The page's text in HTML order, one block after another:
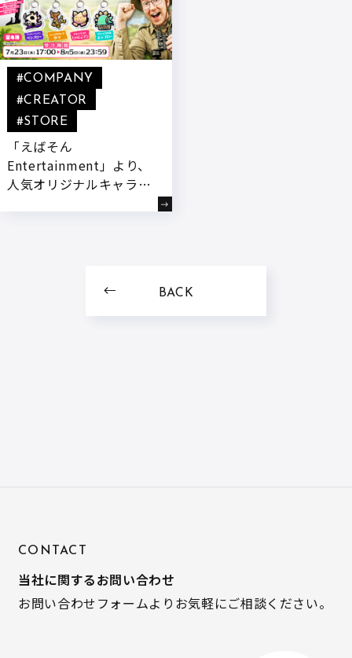
「えばそん
Entertainment」より、
人気オリジナルキャラク
#COMPANY
#CREATOR
#STORE
BACK
CONTACT
当社に関するお問い合わせ
お問い合わせフォームよりお気軽にご相談ください。